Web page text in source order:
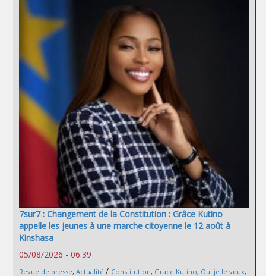
7sur7 : Changement de la Constitution : Grâce Kutino
appelle les jeunes à une marche citoyenne le 12 août à
Kinshasa
05/08/2026 - 06:39
Revue de presse, Actualité / Constitution, Grace Kutino, Oui je le veux,